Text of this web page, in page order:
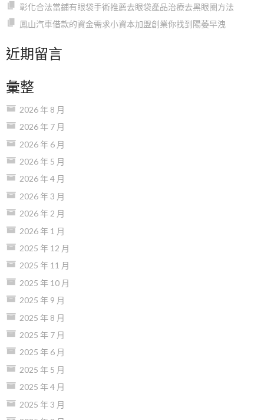
彰化合法當鋪有眼袋手術推薦去眼袋產品治療去黑眼圈方法
鳳山汽車借款的資金需求小資本加盟創業你找到陽萎早洩
近期留言
彙整
2026 年 8 月
2026 年 7 月
2026 年 6 月
2026 年 5 月
2026 年 4 月
2026 年 3 月
2026 年 2 月
2026 年 1 月
2025 年 12 月
2025 年 11 月
2025 年 10 月
2025 年 9 月
2025 年 8 月
2025 年 7 月
2025 年 6 月
2025 年 5 月
2025 年 4 月
2025 年 3 月